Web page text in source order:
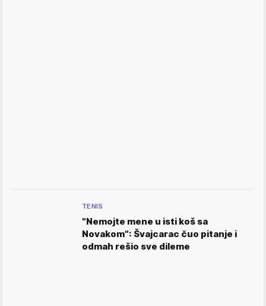
TENIS
"Nemojte mene u isti koš sa
Novakom": Švajcarac čuo pitanje i
odmah rešio sve dileme